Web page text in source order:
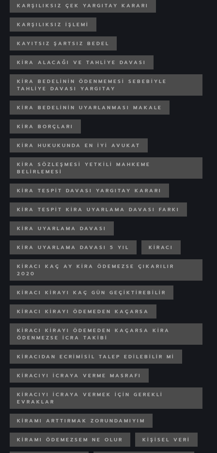
KARŞILIKSIZ ÇEK YARGITAY KARARI
KARŞILIKSIZ IŞLEMI
KAYITSIZ ŞARTSIZ BEDEL
KIRA ALACAĞI VE TAHLIYE DAVASI
KIRA BEDELININ ÖDENMEMESI SEBEBIYLE
TAHLIYE DAVASI YARGITAY
KIRA BEDELININ UYARLANMASI MAKALE
KIRA BORÇLARI
KIRA HUKUKUNDA EN IYI AVUKAT
KIRA SÖZLEŞMESI YETKILI MAHKEME
BELIRLEMESI
KIRA TESPIT DAVASI YARGITAY KARARI
KIRA TESPIT KIRA UYARLAMA DAVASI FARKI
KIRA UYARLAMA DAVASI
KIRA UYARLAMA DAVASI 5 YIL KIRACI
KIRACI KAÇ AY KIRA ÖDEMEZSE ÇIKARILIR
2020
KIRACI KIRAYI KAÇ GÜN GEÇIKTIREBILIR
KIRACI KIRAYI ÖDEMEDEN KAÇARSA
KIRACI KIRAYI ÖDEMEDEN KAÇARSA KIRA
ÖDENMEZSE ICRA TAKIBI
KIRACIDAN ECRIMISIL TALEP EDILEBILIR MI
KIRACIYI ICRAYA VERME MASRAFI
KIRACIYI ICRAYA VERMEK IÇIN GEREKLI
EVRAKLAR
KIRAMI ARTTIRMAK ZORUNDAMIYIM
KIRAMI ÖDEMEZSEM NE OLUR KIŞISEL VERI